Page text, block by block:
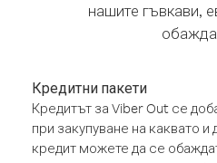
нашите гъвкави,
Кредитни пакети
Кредитът за Viber Out се
при закупуване на каквато
кредит можете да се